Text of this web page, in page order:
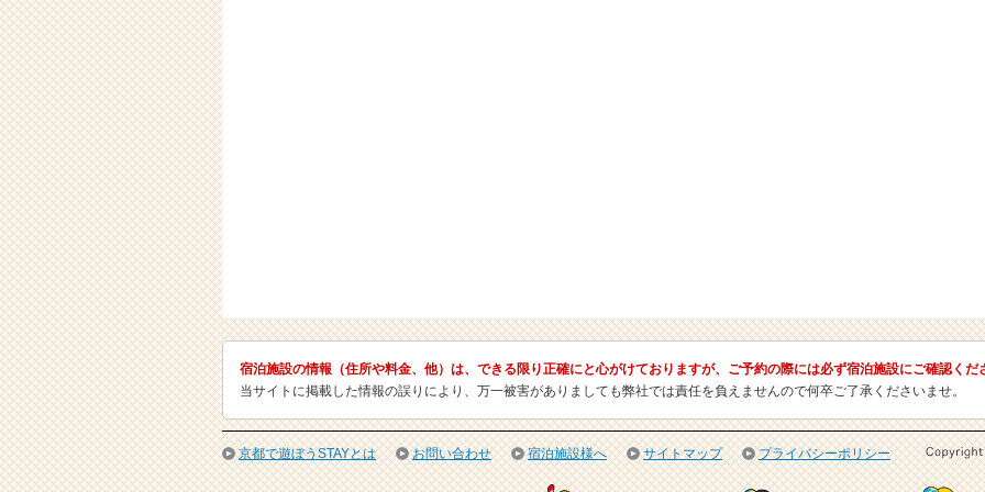
宿泊施設の情報（住所や料金、他）は、できる限り正確にと心がけておりますが、ご予約の際には必ず宿泊施設にご確認くだ
当サイトに掲載した情報の誤りにより、万一被害がありましても弊社では責任を負えませんので何卒ご了承くださいませ。
京都で遊ぼうSTAYとは お問い合わせ 宿泊施設様へ サイトマップ プライバシーポリシー